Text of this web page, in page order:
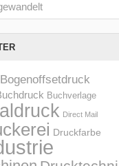
Bogenoffsetdruck
Buchverlage
Direct Mail
Druckfarbe